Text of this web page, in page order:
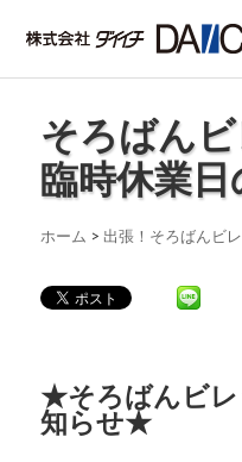
そろばん
臨時休業
ホーム > 出張！そろばんビ
★そろばんビレ
知らせ★